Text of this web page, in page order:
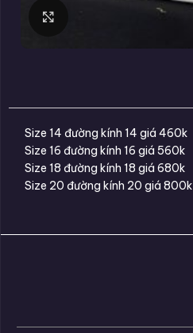
Size 14 đường kính 14 giá 460k
Size 16 đường kính 16 giá 560k
Size 18 đường kính 18 giá 680k
Size 20 đường kính 20 giá 800k